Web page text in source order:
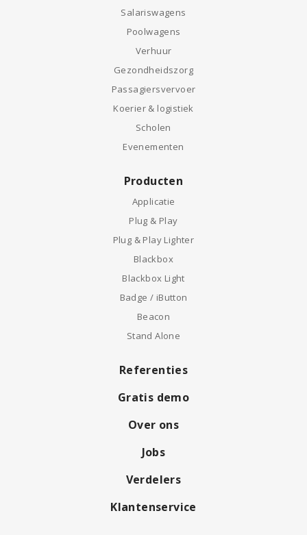
Salariswagens
Poolwagens
Verhuur
Gezondheidszorg
Passagiersvervoer
Koerier & logistiek
Scholen
Evenementen
Producten
Applicatie
Plug & Play
Plug & Play Lighter
Blackbox
Blackbox Light
Badge / iButton
Beacon
Stand Alone
Referenties
Gratis demo
Over ons
Jobs
Verdelers
Klantenservice